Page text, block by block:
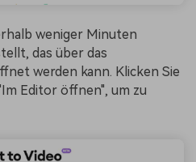
weniger Minuten
das über das
werden kann. Klicken Sie
Editor öffnen", um zu